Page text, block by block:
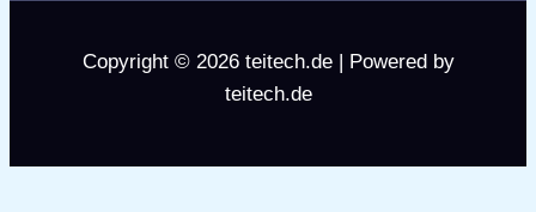
Copyright © 2026 teitech.de | Powered by
teitech.de